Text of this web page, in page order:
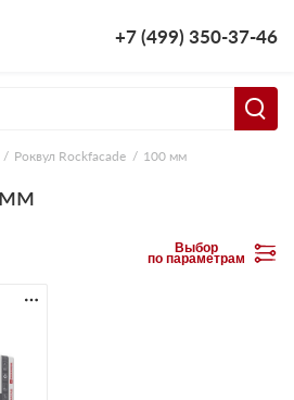
+7 (499) 350-37-46
Роквул Rockfacade 100 мм
Выбор
по параметрам